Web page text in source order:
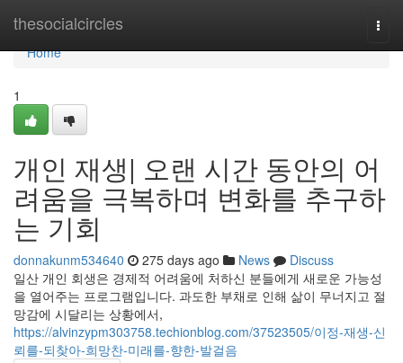
thesocialcircles
Home
Home
1
개인 재생| 오랜 시간 동안의 어
려움을 극복하며 변화를 추구하
는 기회
donnakunm534640 275 days ago News
Discuss
일산 개인 회생은 경제적 어려움에 처하신 분들에게 새로운 가능성
을 열어주는 프로그램입니다. 과도한 부채로 인해 삶이 무너지고 절
망감에 시달리는 상황에서,
https://alvinzypm303758.techionblog.com/37523505/이정-재생-신
뢰를-되찾아-희망찬-미래를-향한-발걸음